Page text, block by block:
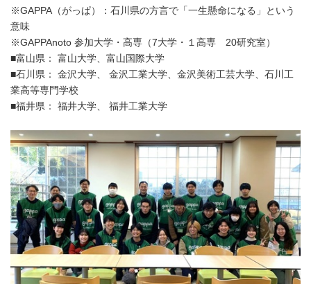
※GAPPA（がっぱ）：石川県の方言で「一生懸命になる」という
意味
※GAPPAnoto 参加大学・高専（7大学・１高専 20研究室）
■富山県： 富山大学、富山国際大学
■石川県： 金沢大学、 金沢工業大学、金沢美術工芸大学、石川工
業高等専門学校
■福井県： 福井大学、 福井工業大学